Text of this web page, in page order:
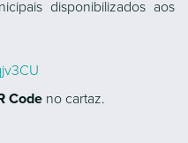
disponibilizados aos
Code no cartaz.